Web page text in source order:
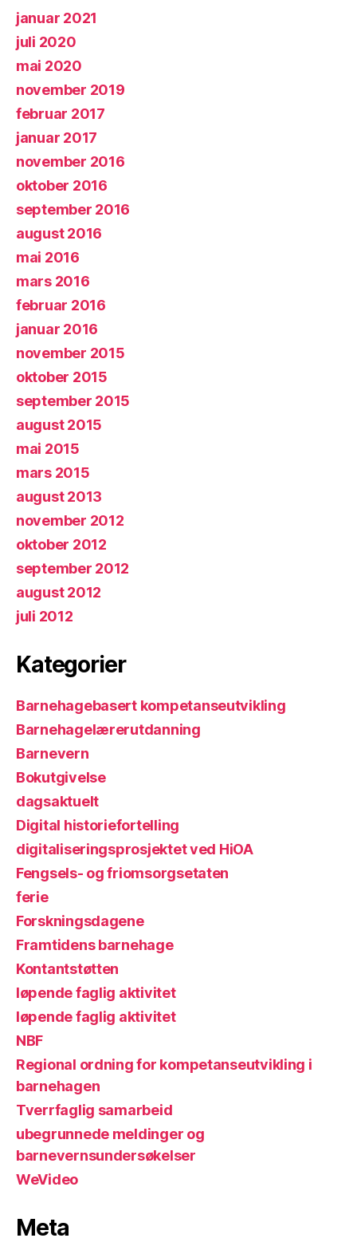
januar 2021
juli 2020
mai 2020
november 2019
februar 2017
januar 2017
november 2016
oktober 2016
september 2016
august 2016
mai 2016
mars 2016
februar 2016
januar 2016
november 2015
oktober 2015
september 2015
august 2015
mai 2015
mars 2015
august 2013
november 2012
oktober 2012
september 2012
august 2012
juli 2012
Kategorier
Barnehagebasert kompetanseutvikling
Barnehagelærerutdanning
Barnevern
Bokutgivelse
dagsaktuelt
Digital historiefortelling
digitaliseringsprosjektet ved HiOA
Fengsels- og friomsorgsetaten
ferie
Forskningsdagene
Framtidens barnehage
Kontantstøtten
løpende faglig aktivitet
løpende faglig aktivitet
NBF
Regional ordning for kompetanseutvikling i
barnehagen
Tverrfaglig samarbeid
ubegrunnede meldinger og
barnevernsundersøkelser
WeVideo
Meta